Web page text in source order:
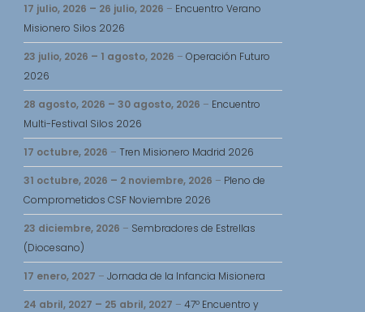
17 julio, 2026 – 26 julio, 2026 – Encuentro Verano
Misionero Silos 2026
23 julio, 2026 – 1 agosto, 2026 – Operación Futuro
2026
28 agosto, 2026 – 30 agosto, 2026 – Encuentro
Multi-Festival Silos 2026
17 octubre, 2026 – Tren Misionero Madrid 2026
31 octubre, 2026 – 2 noviembre, 2026 – Pleno de
Comprometidos CSF Noviembre 2026
23 diciembre, 2026 – Sembradores de Estrellas
(Diocesano)
17 enero, 2027 – Jornada de la Infancia Misionera
24 abril, 2027 – 25 abril, 2027 – 47º Encuentro y